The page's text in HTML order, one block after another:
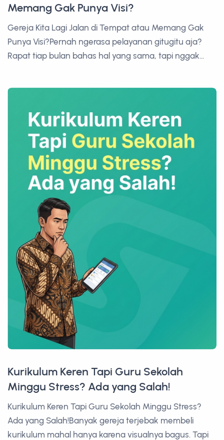
Memang Gak Punya Visi?
Gereja Kita Lagi Jalan di Tempat atau Memang Gak
Punya Visi?Pernah ngerasa pelayanan gitugitu aja?
Rapat tiap bulan bahas hal yang sama, tapi nggak...
Kurikulum Keren Tapi Guru Sekolah
Minggu Stress? Ada yang Salah!
Kurikulum Keren Tapi Guru Sekolah Minggu Stress?
Ada yang Salah!Banyak gereja terjebak membeli
kurikulum mahal hanya karena visualnya bagus. Tapi